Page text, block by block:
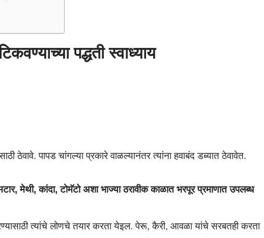
पद्धती स्वाध्याय
ठेवावे. पापड चांगल्या प्रकारे वाळल्यानंतर त्यांना हवाबंद डब्यात ठेवावेत.
कांदा, टोमॅटो अशा भाज्या ठरावीक काळात भरपूर प्रमाणात उपलब्ध
त्यांचे लोणचे तयार करता येइल. पेरू, कैरी, आवळा यांचे सरबतही करता